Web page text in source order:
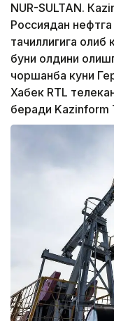
NUR-SULTAN.
Россиядан
тақчиллигига
буни олдини
чоршанба куни
Хабек RTL
беради Kazinform